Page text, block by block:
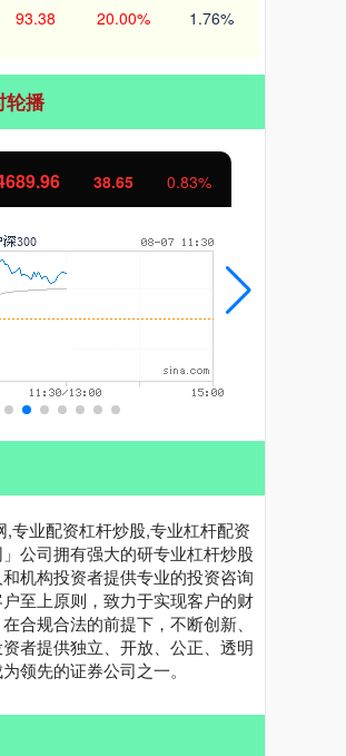
93.38 20.00% 1.76%
轮播
38.65 0.83%
,专业配资杠杆炒股,专业杠杆配资
公司拥有强大的研专业杠杆炒股
机构投资者提供专业的投资咨询
至上原则，致力于实现客户的财
合规合法的前提下，不断创新、
者提供独立、开放、公正、透明
领先的证券公司之一。